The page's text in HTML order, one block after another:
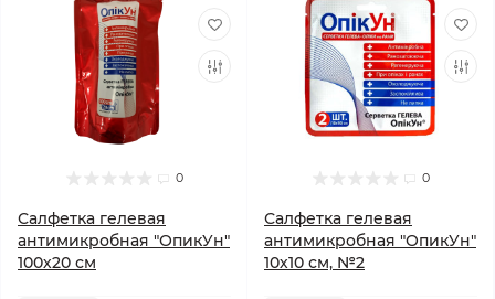
0
Салфетка гелевая
антимикробная "ОпикУн"
100х20 см
0
Салфетка гелевая
антимикробная "ОпикУн"
10х10 см, №2